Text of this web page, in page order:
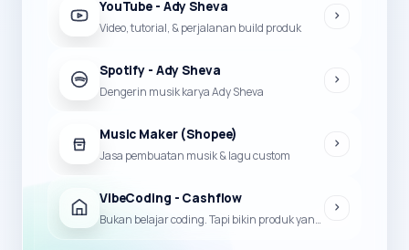
YouTube - Ady Sheva
Video, tutorial, & perjalanan build produk
Spotify - Ady Sheva
Dengerin musik karya Ady Sheva
Music Maker (Shopee)
Jasa pembuatan musik & lagu custom
VibeCoding - Cashflow
Bukan belajar coding. Tapi bikin produk yang bisa jadi duit